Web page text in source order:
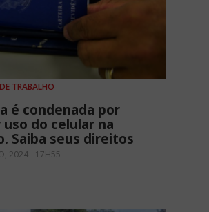
TRABALHO
é condenada por
do celular na
Saiba seus direitos
2024 - 17H55